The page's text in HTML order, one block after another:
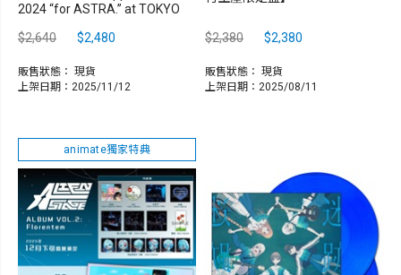
2024 “for ASTRA.” at TOKYO
$2,640
$2,480
販售狀態： 現貨
上架日期：2025/11/12
$2,380 $2,380
販售狀態： 現貨
上架日期：2025/08/11
animate獨家特典